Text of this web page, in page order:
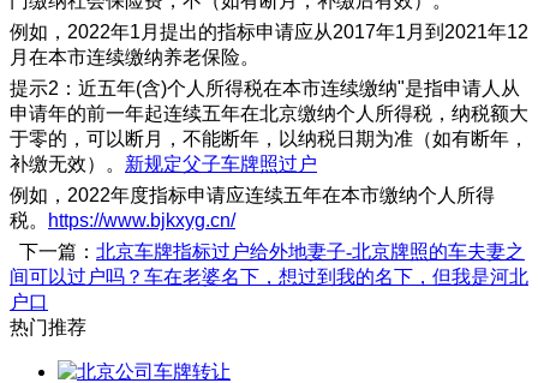
例如，2022年1月提出的指标申请应从2017年1月到2021年12
月在本市连续缴纳养老保险。
提示2：近五年(含)个人所得税在本市连续缴纳"是指申请人从
申请年的前一年起连续五年在北京缴纳个人所得税，纳税额大
于零的，可以断月，不能断年，以纳税日期为准（如有断年，
补缴无效）。 新规定父子车牌照过户
例如，2022年度指标申请应连续五年在本市缴纳个人所得
税。
https://www.bjkxyg.cn/
下一篇： 北京车牌指标过户给外地妻子-北京牌照的车夫妻之
间可以过户吗？车在老婆名下，想过到我的名下，但我是河北
户口
热门推荐